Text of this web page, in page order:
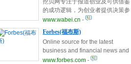
合作背景是《成功营销》确立“全球
视野 整合营销”理念的坚实基础。
挖贝网专注于报道创业及可供借鉴
的成功逻辑，为创业者提供决策参
考和前瞻性指导，引导风险投资的
流向，是中国创业者和企业高层信
息获取渠道。
www.wabei.cn -
Forbes(福布斯)
Online source for the latest
business and financial news and
analysis. Covering personal
www.forbes.com -